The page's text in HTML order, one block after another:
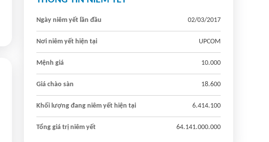
Ngày niêm yết lần đầu 02/03/2017
Nơi niêm yết hiện tại UPCOM
Mệnh giá 10.000
Giá chào sàn 18.600
Khối lượng đang niêm yết hiện tại 6.414.100
Tổng giá trị niêm yết 64.141.000.000